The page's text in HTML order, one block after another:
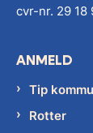
cvr-nr. 29 18
ANMELD
Tip
Rotter